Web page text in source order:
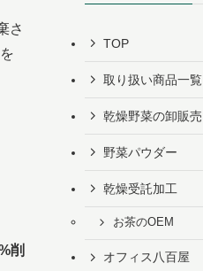
さ
削
TOP
取り扱い商品一覧
乾燥野菜の卸販売
野菜パウダー
乾燥受託加工
お茶のOEM
オフィス八百屋